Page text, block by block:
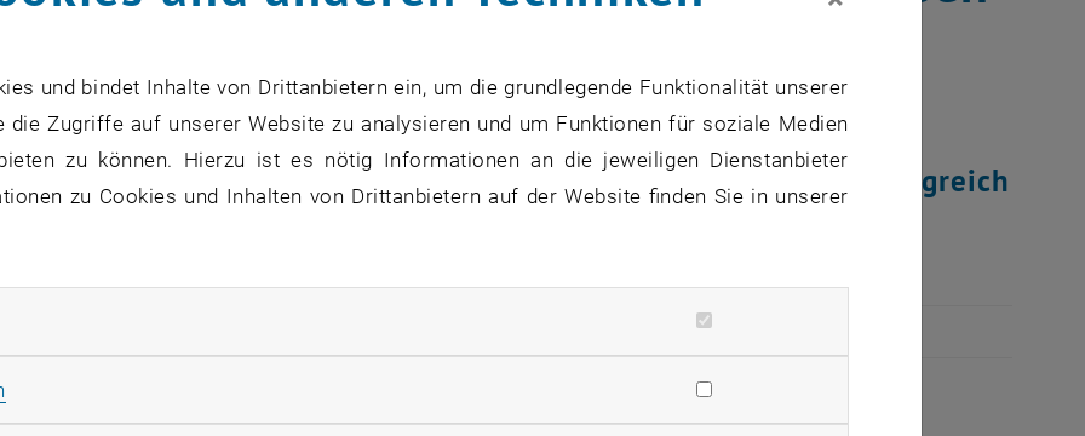
der Räumlichkeiten des Instituts für
und Technische Logistik (E307) wurde erfolgreich
diesem Eintrag sind erst nach Login sichtbar.
und bindet Inhalte von Drittanbietern ein, um die grundlegende Funktionalität unserer
Zugriffe auf unserer Website zu analysieren und um Funktionen für soziale Medien
zu können. Hierzu ist es nötig Informationen an die jeweiligen Dienstanbieter
zu Cookies und Inhalten von Drittanbietern auf der Website finden Sie in unserer